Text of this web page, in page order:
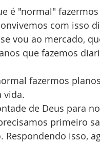
é "normal"
com isso
vou ao mercado,
que fazemos
fazermos
vida.
de Deus para
primeiro
isso,